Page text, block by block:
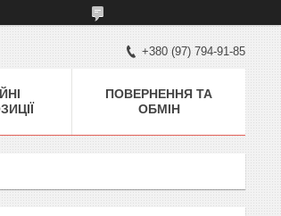
+380 (97) 794-91-85
ПОВЕРНЕННЯ ТА
ОБМІН